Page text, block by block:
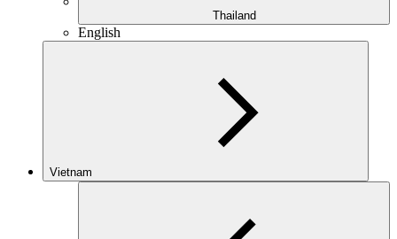
Thailand
English
Vietnam